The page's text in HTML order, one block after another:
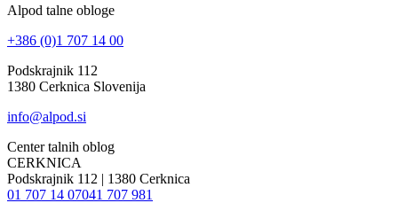
Alpod talne obloge
+386 (0)1 707 14 00
Podskrajnik 112
1380 Cerknica Slovenija
info@alpod.si
Center talnih oblog
CERKNICA
Podskrajnik 112 | 1380 Cerknica
01 707 14 07041 707 981